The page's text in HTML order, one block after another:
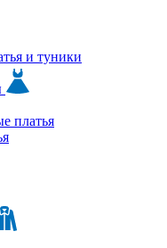
и туники
платья